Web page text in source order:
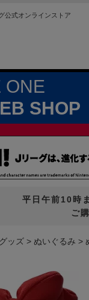
公式オンラインストア
ONE
SHOP
平日午前10時
ご
ッズ ぬいぐるみ